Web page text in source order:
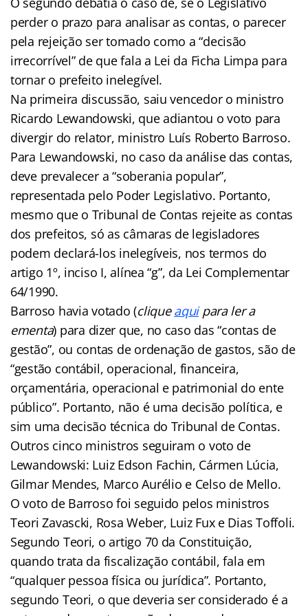
perder o prazo para analisar as contas, o parecer
pela rejeição ser tomado como a “decisão
irrecorrível” de que fala a Lei da Ficha Limpa para
tornar o prefeito inelegível.
Na primeira discussão, saiu vencedor o ministro
Ricardo Lewandowski, que adiantou o voto para
divergir do relator, ministro Luís Roberto Barroso.
Para Lewandowski, no caso da análise das contas,
deve prevalecer a “soberania popular”,
representada pelo Poder Legislativo. Portanto,
mesmo que o Tribunal de Contas rejeite as contas
dos prefeitos, só as câmaras de legisladores
podem declará-los inelegíveis, nos termos do
artigo 1º, inciso I, alínea “g”, da Lei Complementar
64/1990.
Barroso havia votado (cliqueaquipara ler a
ementa) para dizer que, no caso das “contas de
gestão”, ou contas de ordenação de gastos, são de
“gestão contábil, operacional, financeira,
orçamentária, operacional e patrimonial do ente
público”. Portanto, não é uma decisão política, e
sim uma decisão técnica do Tribunal de Contas.
Outros cinco ministros seguiram o voto de
Lewandowski: Luiz Edson Fachin, Cármen Lúcia,
Gilmar Mendes, Marco Aurélio e Celso de Mello.
O voto de Barroso foi seguido pelos ministros
Teori Zavascki, Rosa Weber, Luiz Fux e Dias Toffoli.
Segundo Teori, o artigo 70 da Constituição,
quando trata da fiscalização contábil, fala em
“qualquer pessoa física ou jurídica”. Portanto,
segundo Teori, o que deveria ser considerado é a